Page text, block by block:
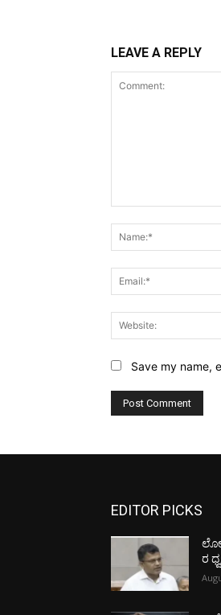
LEAVE A REPLY
Save my name,
EDITOR PICKS
ರ